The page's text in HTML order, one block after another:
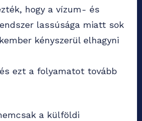
hogy a vízum- és
lassúsága miatt sok
kényszerül elhagyni
ezt a folyamatot tovább
a külföldi